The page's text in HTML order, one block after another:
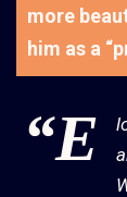
more
him as a
“E